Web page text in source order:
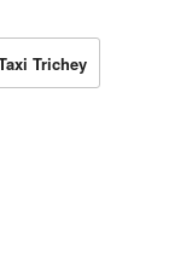
Trichey